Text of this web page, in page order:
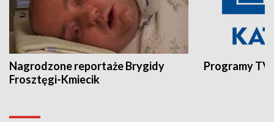
Nagrodzone reportaże Brygidy
Frosztęgi-Kmiecik
Programy